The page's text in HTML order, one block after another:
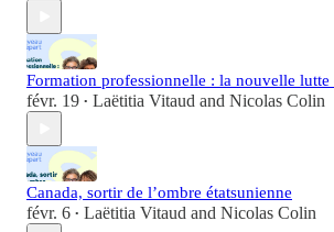
Formation professionnelle : la nouvelle lutte
févr. 19 • Laëtitia Vitaud and Nicolas Colin
Canada, sortir de l’ombre étatsunienne
févr. 6 • Laëtitia Vitaud and Nicolas Colin